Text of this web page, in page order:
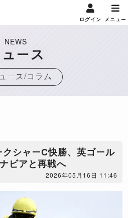
ログイン メニュー
NEWS
ース
ース/コラム
シャーC快勝、英ゴール
ビアと再戦へ
2026年05月16日 11:46